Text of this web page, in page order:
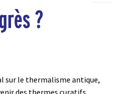
?
sur le thermalisme antique,